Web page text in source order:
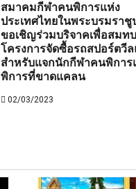
สมาคมกีฬาคนพิการแห่ง
ประเทศไทยในพระบรมรา
ขอเชิญร่วมบริจาคเพื่อสมท
โครงการจัดซื้อรถสปอร์ตวี
สำหรับแจกนักกีฬาคนพิกา
พิการที่ขาดแคลน
02/03/2023